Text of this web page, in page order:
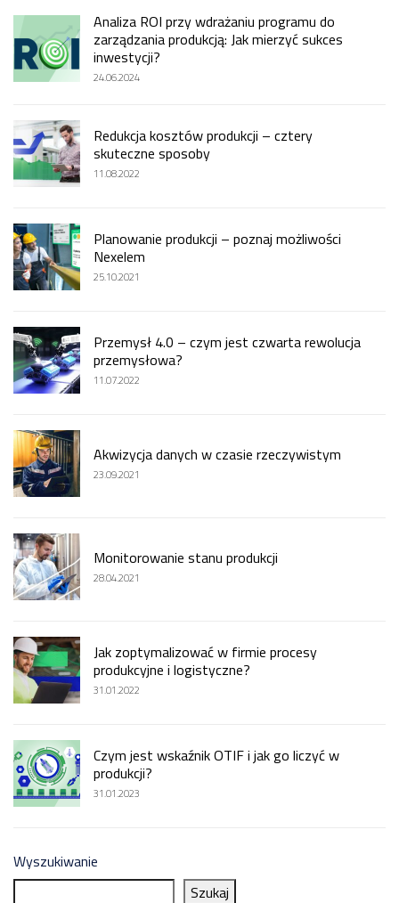
Analiza ROI przy wdrażaniu programu do
zarządzania produkcją: Jak mierzyć sukces
inwestycji?
24.06.2024
Redukcja kosztów produkcji – cztery
skuteczne sposoby
11.08.2022
Planowanie produkcji – poznaj możliwości
Nexelem
25.10.2021
Przemysł 4.0 – czym jest czwarta rewolucja
przemysłowa?
11.07.2022
Akwizycja danych w czasie rzeczywistym
23.09.2021
Monitorowanie stanu produkcji
28.04.2021
Jak zoptymalizować w firmie procesy
produkcyjne i logistyczne?
31.01.2022
Czym jest wskaźnik OTIF i jak go liczyć w
produkcji?
31.01.2023
Wyszukiwanie
Szukaj